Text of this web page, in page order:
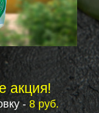
акция!
-8 руб.